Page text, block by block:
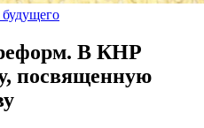
В КНР
посвященную